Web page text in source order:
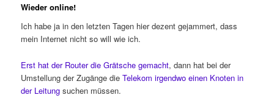
Wieder online!
Ich habe ja in den letzten Tagen hier dezent gejammert, dass
mein Internet nicht so will wie ich.
Erst hat der Router die Grätsche gemacht, dann hat bei der
Umstellung der Zugänge dieTelekom irgendwo einen Knoten in
der Leitung suchen müssen.